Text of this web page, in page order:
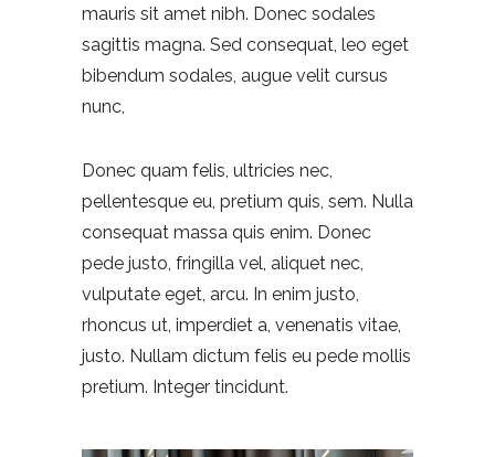
mauris sit amet nibh. Donec sodales
sagittis magna. Sed consequat, leo eget
bibendum sodales, augue velit cursus
nunc,
Donec quam felis, ultricies nec,
pellentesque eu, pretium quis, sem. Nulla
consequat massa quis enim. Donec
pede justo, fringilla vel, aliquet nec,
vulputate eget, arcu. In enim justo,
rhoncus ut, imperdiet a, venenatis vitae,
justo. Nullam dictum felis eu pede mollis
pretium. Integer tincidunt.